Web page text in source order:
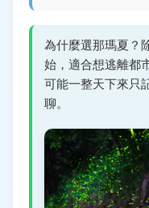
為什麼選那瑪夏？
始，適合想逃離都
可能一整天下來只
聊。